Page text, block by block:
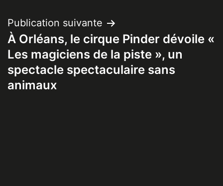
Publication suivante
À Orléans, le cirque Pinder dévoile «
Les magiciens de la piste », un
spectacle spectaculaire sans
animaux